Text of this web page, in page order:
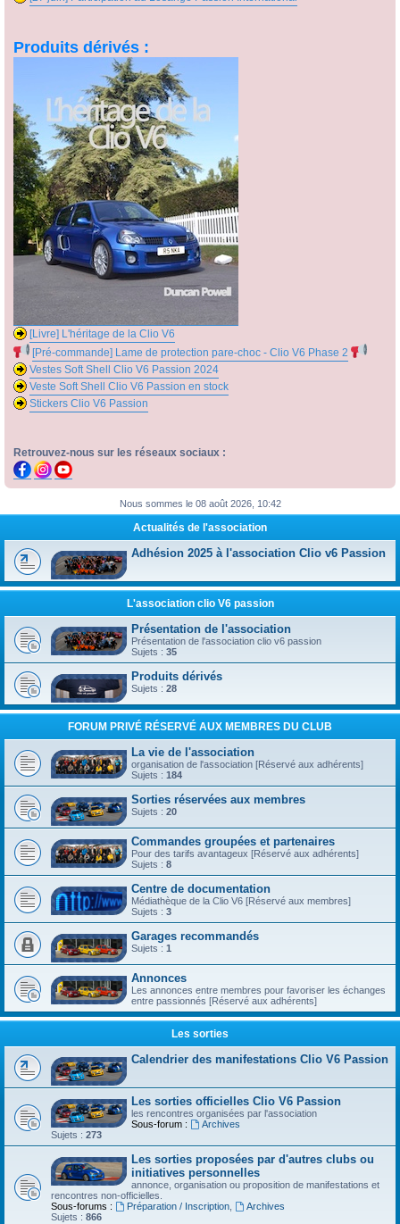
Produits dérivés :
[Livre] L'héritage de la Clio V6
[Pré-commande] Lame de protection pare-choc - Clio V6 Phase 2
Vestes Soft Shell Clio V6 Passion 2024
Veste Soft Shell Clio V6 Passion en stock
Stickers Clio V6 Passion
Retrouvez-nous sur les réseaux sociaux :
Nous sommes le 08 août 2026, 10:42
Actualités de l'association
Adhésion 2025 à l'association Clio v6 Passion
L'association clio V6 passion
Présentation de l'association
Présentation de l'association clio v6 passion
Sujets : 35
Produits dérivés
Sujets : 28
FORUM PRIVÉ RÉSERVÉ AUX MEMBRES DU CLUB
La vie de l'association
organisation de l'association [Réservé aux adhérents]
Sujets : 184
Sorties réservées aux membres
Sujets : 20
Commandes groupées et partenaires
Pour des tarifs avantageux [Réservé aux adhérents]
Sujets : 8
Centre de documentation
Médiathèque de la Clio V6 [Réservé aux membres]
Sujets : 3
Garages recommandés
Sujets : 1
Annonces
Les annonces entre membres pour favoriser les échanges
entre passionnés [Réservé aux adhérents]
Les sorties
Calendrier des manifestations Clio V6 Passion
Les sorties officielles Clio V6 Passion
les rencontres organisées par l'association
Sous-forum :
Archives
Sujets : 273
Les sorties proposées par d'autres clubs ou
initiatives personnelles
annonce, organisation ou proposition de manifestations et
rencontres non-officielles.
Sous-forums :
Préparation / Inscription,
Archives
Sujets : 866